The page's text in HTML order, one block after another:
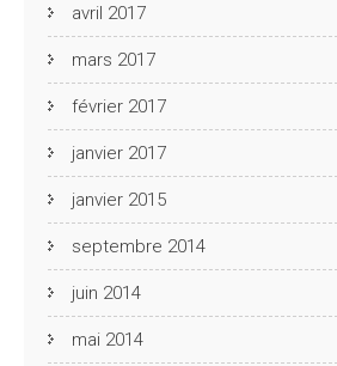
avril 2017
mars 2017
février 2017
janvier 2017
janvier 2015
septembre 2014
juin 2014
mai 2014